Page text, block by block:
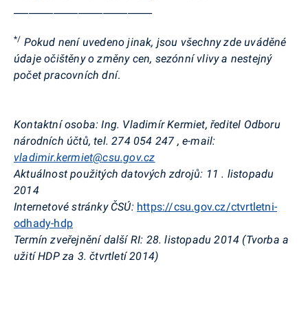
*/ Pokud není uvedeno jinak, jsou všechny zde uváděné
údaje očištěny o změny cen, sezónní vlivy a nestejný
počet pracovních dní.
Kontaktní osoba: Ing. Vladimír Kermiet, ředitel Odboru
národních účtů, tel. 274 054 247 , e-mail:
vladimir.kermiet@csu.gov.cz
Aktuálnost použitých datových zdrojů: 11 . listopadu
2014
Internetové stránky ČSÚ: https://csu.gov.cz/ctvrtletni-
odhady-hdp
Termín zveřejnění další RI: 28. listopadu 2014 (Tvorba a
užití HDP za 3. čtvrtletí 2014)